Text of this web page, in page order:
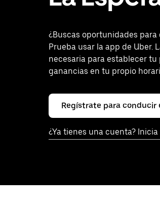
¿Buscas oportunidades para
Prueba usar la app de Uber.
necesaria para establecer
ganancias en tu propio
Regístrate para conducir
¿Ya tienes una cuenta? Inicia